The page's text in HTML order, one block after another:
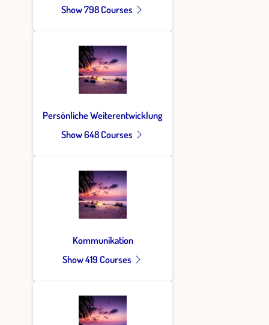
Show 798 Courses
Persönliche Weiterentwicklung
Show 648 Courses
Kommunikation
Show 419 Courses